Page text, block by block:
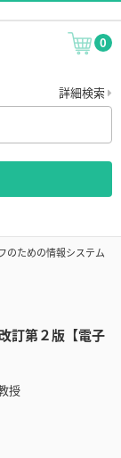
0
詳細検索
のための情報システム
訂第２版【電子
授